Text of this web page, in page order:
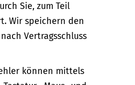
Sie, zum Teil
Wir speichern den
Vertragsschluss
können mittels